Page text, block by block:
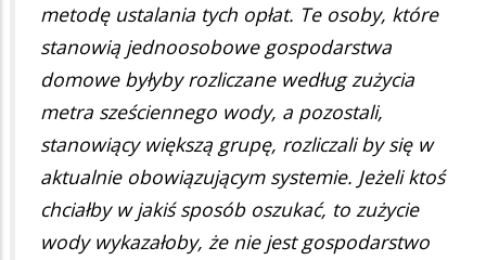
metodę ustalania tych opłat. Te osoby, które
stanowią jednoosobowe gospodarstwa
domowe byłyby rozliczane według zużycia
metra sześciennego wody, a pozostali,
stanowiący większą grupę, rozliczali by się w
aktualnie obowiązującym systemie. Jeżeli ktoś
chciałby w jakiś sposób oszukać, to zużycie
wody wykazałoby, że nie jest gospodarstwo